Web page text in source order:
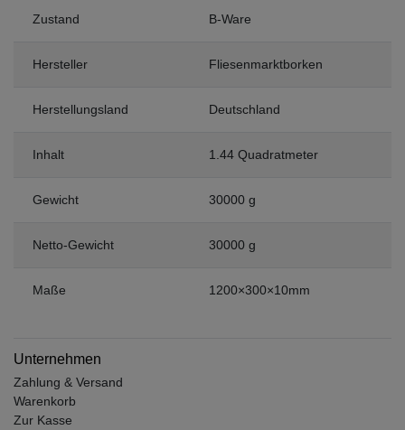
Zustand B-Ware
Hersteller Fliesenmarktborken
Herstellungsland Deutschland
Inhalt 1.44 Quadratmeter
Gewicht 30000 g
Netto-Gewicht 30000 g
Maße 1200×300×10mm
Unternehmen
Zahlung & Versand
Warenkorb
Zur Kasse